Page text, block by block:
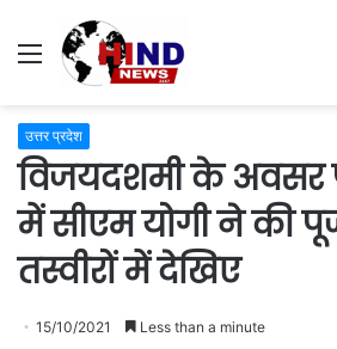
Menu
उत्तर प्रदेश
विजयदशमी के अवसर
में सीएम योगी ने की
तस्वीरों में देखिए
15/10/2021 Less than a minute